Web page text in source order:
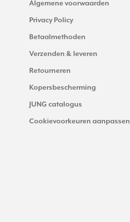
Algemene voorwaarden
Privacy Policy
Betaalmethoden
Verzenden & leveren
Retourneren
Kopersbescherming
JUNG catalogus
Cookievoorkeuren aanpassen